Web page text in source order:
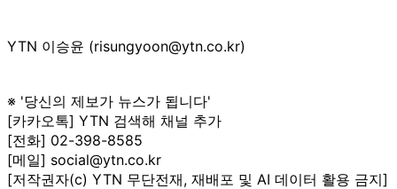
YTN 이승윤 (risungyoon@ytn.co.kr)
※ '당신의 제보가 뉴스가 됩니다'
[카카오톡] YTN 검색해 채널 추가
[전화] 02-398-8585
[메일] social@ytn.co.kr
[저작권자(c) YTN 무단전재, 재배포 및 AI 데이터 활용 금지]